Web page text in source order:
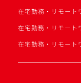
在宅勤務・リモー
在宅勤務・リモート
在宅勤務・リモー